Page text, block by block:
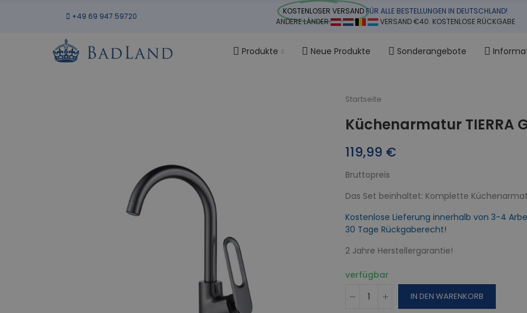
+49 69 947 59720
KOSTENLOSER VERSANDFÜR ALLE BESTELLUNGEN IN DEUTSCHLAND!
ANDERE LÄNDER
VERSAND €40. KOSTENLOSE RÜCKGABE
Produkte Neue Produkte Sonderangebote
Startseite
Küchenarmatur TIERRA
119,99 €
Bruttopreis
Das Set beinhaltet: Komplette
Kostenlose Lieferung innerhalb von 3-4
30 Tage Rückgaberecht!
2 Jahre Herstellergarantie!
verfügbar
IN DEN WARENKORB